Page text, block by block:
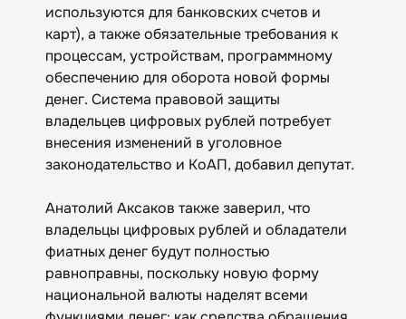
используются для банковских счетов и
карт), а также обязательные требования к
процессам, устройствам, программному
обеспечению для оборота новой формы
денег. Система правовой защиты
владельцев цифровых рублей потребует
внесения изменений в уголовное
законодательство и КоАП, добавил депутат.
Анатолий Аксаков также заверил, что
владельцы цифровых рублей и обладатели
фиатных денег будут полностью
равноправны, поскольку новую форму
национальной валюты наделят всеми